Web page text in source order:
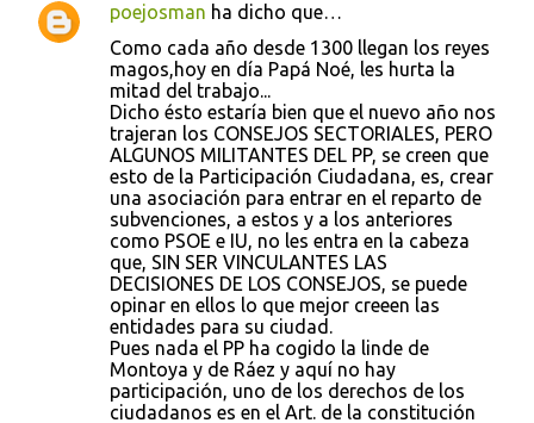
C
poejosman ha dicho que…
Como cada año desde 1300 llegan los reyes
magos,hoy en día Papá Noé, les hurta la
mitad del trabajo...
Dicho ésto estaría bien que el nuevo año nos
trajeran los CONSEJOS SECTORIALES, PERO
ALGUNOS MILITANTES DEL PP, se creen que
esto de la Participación Ciudadana, es, crear
una asociación para entrar en el reparto de
subvenciones, a estos y a los anteriores
como PSOE e IU, no les entra en la cabeza
que, SIN SER VINCULANTES LAS
DECISIONES DE LOS CONSEJOS, se puede
opinar en ellos lo que mejor creeen las
entidades para su ciudad.
Pues nada el PP ha cogido la linde de
Montoya y de Ráez y aquí no hay
participación, uno de los derechos de los
ciudadanos es en el Art. de la constitución